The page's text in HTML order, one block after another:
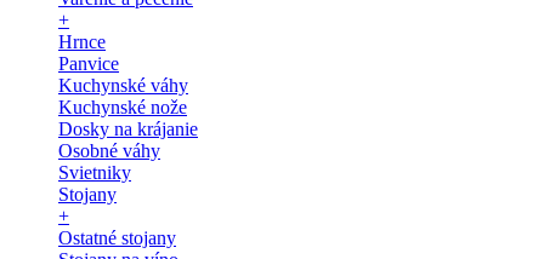
+
Hrnce
Panvice
Kuchynské váhy
Kuchynské nože
Dosky na krájanie
Osobné váhy
Svietniky
Stojany
+
Ostatné stojany